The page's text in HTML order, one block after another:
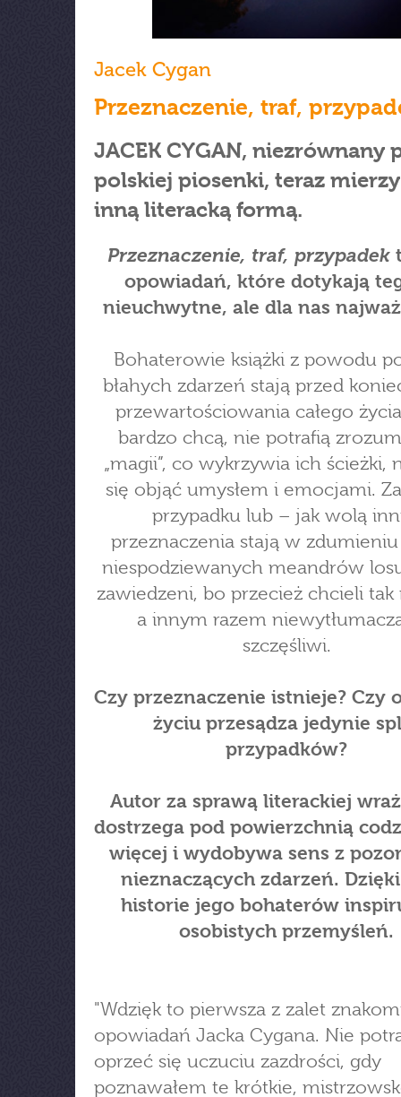
Jacek Cygan
Przeznaczenie, traf,
JACEK CYGAN, niezrównany
polskiej piosenki, teraz
inną literacką formą.
Przeznaczenie, traf, przypadek
opowiadań, które dotykają
nieuchwytne, ale dla nas
Bohaterowie książki z powodu
błahych zdarzeń stają przed
przewartościowania całego
bardzo chcą, nie potrafią
„magii”, co wykrzywia ich ścieżki,
się objąć umysłem i emocjami.
przypadku lub – jak wolą
przeznaczenia stają w
niespodziewanych meandrów
zawiedzeni, bo przecież chcieli tak
a innym razem
szczęśliwi.
Czy przeznaczenie istnieje? Czy
życiu przesądza jedynie
przypadków?
Autor za sprawą literackiej
dostrzega pod powierzchnią
więcej i wydobywa sens z
nieznaczących zdarzeń.
historie jego bohaterów
osobistych przemyśleń.
"Wdzięk to pierwsza z zalet
opowiadań Jacka Cygana. Nie
oprzeć się uczuciu zazdrości, gdy
poznawałem te krótkie,